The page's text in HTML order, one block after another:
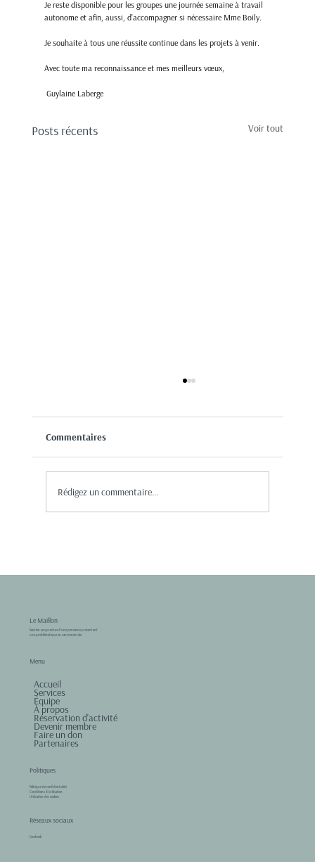
Je reste disponible pour les groupes une journée semaine à travail
autonome et afin, aussi, d’accompagner si nécessaire Mme Boily.
Je souhaite à tous une réussite continue dans les projets à venir.
Avec toute ma reconnaissance et mes meilleurs vœux,
Guylaine Laberge
Posts récents Voir tout
Assemblée générale 28 mai 17hrs
Commentaires
Rédigez un commentaire...
Le Maillon
Soutien aux proches d'une personne présentant
une problématique en santé mentale
Menu
Accueil
Services
Équipe
À propos
Réservation d'activité
Devenir membre
Faire un don
Partenaires
Politiques
Politique de confidentialité
Conditions d'utilisation
Utilisation des cookies
Réseaux sociaux
Facebook